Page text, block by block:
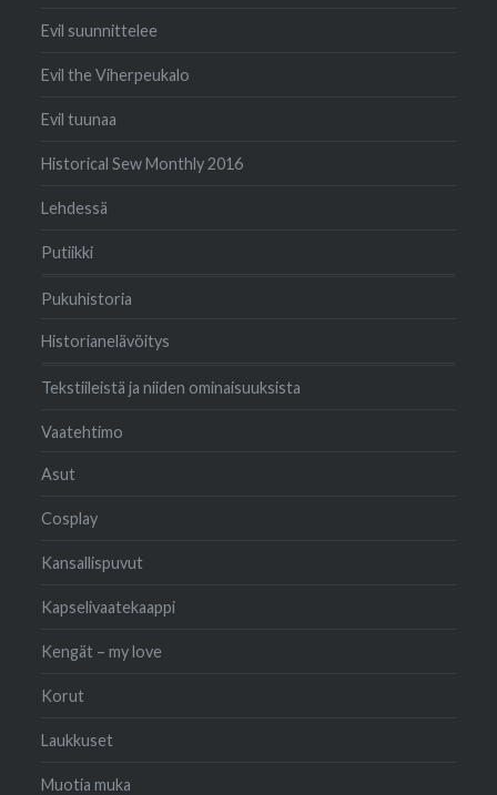
Evil suunnittelee
Evil the Viherpeukalo
Evil tuunaa
Historical Sew Monthly 2016
Lehdessä
Putiikki
Pukuhistoria
Historianelävöitys
Tekstiileistä ja niiden ominaisuuksista
Vaatehtimo
Asut
Cosplay
Kansallispuvut
Kapselivaatekaappi
Kengät – my love
Korut
Laukkuset
Muotia muka